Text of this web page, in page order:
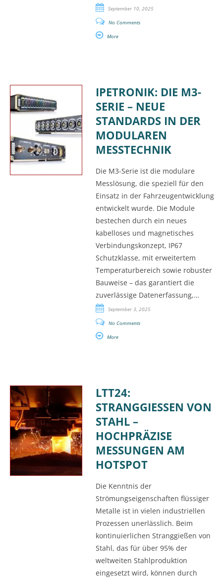
September 10, 2025
No Comments
More
IPETRONIK: DIE M3-
SERIE – NEUE
STANDARDS IN DER
MODULAREN
MESSTECHNIK
Die M3-Serie ist die modulare
Messlösung, die speziell für den
Einsatz in der Fahrzeugentwicklung
entwickelt wurde. Die Module
bestechen durch ein neues
kabelloses und magnetisches
Verbindungskonzept, IP67
Schutzklasse, mit erweitertem
Temperaturbereich sowie robuster
Bauweise – das garantiert die
zuverlässige Datenerfassung,…
September 3, 2025
No Comments
More
LTT24:
STRANGGIESSEN VON S
TAHL – H
OCHPRÄZISE M
ESSUNGEN AM H
OTSPOT
Die Kenntnis der
Strömungseigenschaften flüssiger
Metalle ist in vielen industriellen
Prozessen unerlässlich. Beim
kontinuierlichen Stranggießen von
Stahl, das für über 95% der
weltweiten Stahlproduktion
eingesetzt wird, können durch